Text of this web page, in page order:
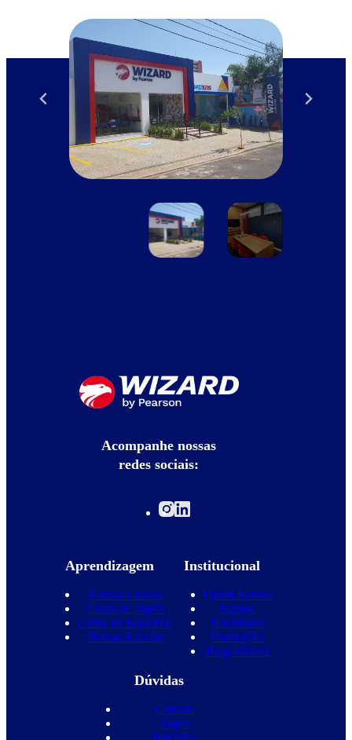
Acompanhe nossas
redes sociais:
Aprendizagem
Nossos Cursos
Curso de Inglês
Curso de Espanhol
Nossas Escolas
Institucional
Quem Somos
Equipe
Novidades
Promoções
Blog Wizard
Dúvidas
Contato
Vagas
Parcerias